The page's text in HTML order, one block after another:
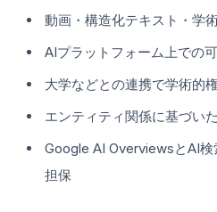
動画・構造化テキスト・学
AIプラットフォーム上での
大学などとの連携で学術的
エンティティ関係に基づい
Google AI OverviewsとAI
担保